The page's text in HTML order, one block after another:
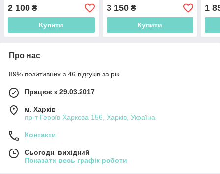
2 100 ₴
Купити
3 150₴
Купити
1
Про нас
89% позитивних з 46 відгуків за рік
Працює з 29.03.2017
м. Харків
пр-т Героїв Харкова 156, Харків, Україна
Контакти
Сьогодні вихідний
Показати весь графік роботи